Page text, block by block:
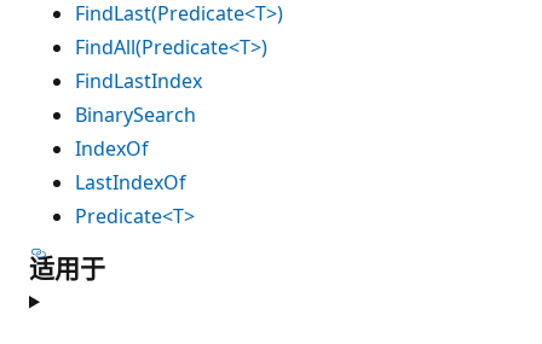
FindLast(Predicate<T>)
FindAll(Predicate<T>)
FindLastIndex
BinarySearch
IndexOf
LastIndexOf
Predicate<T>
适用于